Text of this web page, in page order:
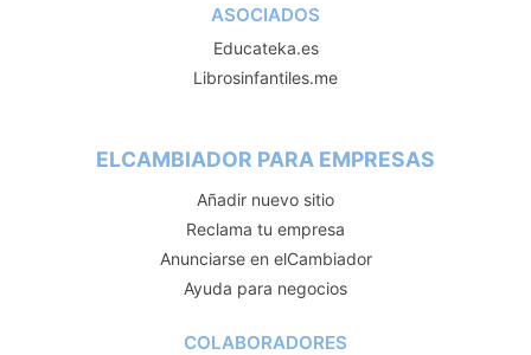
ASOCIADOS
Educateka.es
Librosinfantiles.me
ELCAMBIADOR PARA EMPRESAS
Añadir nuevo sitio
Reclama tu empresa
Anunciarse en elCambiador
Ayuda para negocios
COLABORADORES